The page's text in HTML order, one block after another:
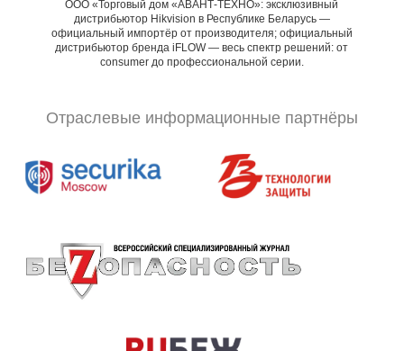
ООО «Торговый дом «АВАНТ-ТЕХНО»: эксклюзивный
дистрибьютор Hikvision в Республике Беларусь —
официальный импортёр от производителя; официальный
дистрибьютор бренда iFLOW — весь спектр решений: от
consumer до профессиональной серии.
Отраслевые информационные партнёры